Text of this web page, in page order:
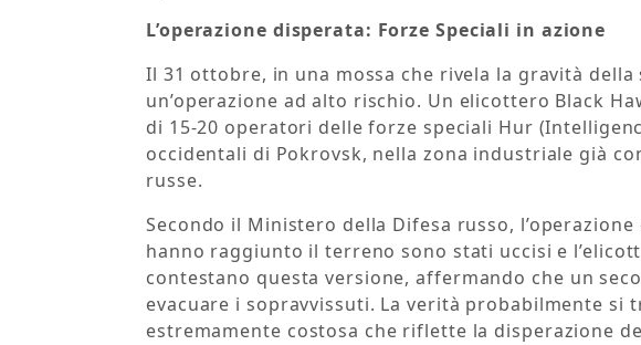
L’operazione disperata: Forze Speciali in azione
Il 31 ottobre, in una mossa che rivela la gravità della
un’operazione ad alto rischio. Un elicottero Black
di 15-20 operatori delle forze speciali Hur
occidentali di Pokrovsk, nella zona industriale già
russe.
Secondo il Ministero della Difesa russo,
hanno raggiunto il terreno sono stati uccisi e
contestano questa versione, affermando che un
evacuare i sopravvissuti. La verità probabilmente si
estremamente costosa che riflette la disperazione